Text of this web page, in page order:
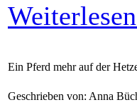
Ein Pferd mehr auf der
Geschrieben von: Anna